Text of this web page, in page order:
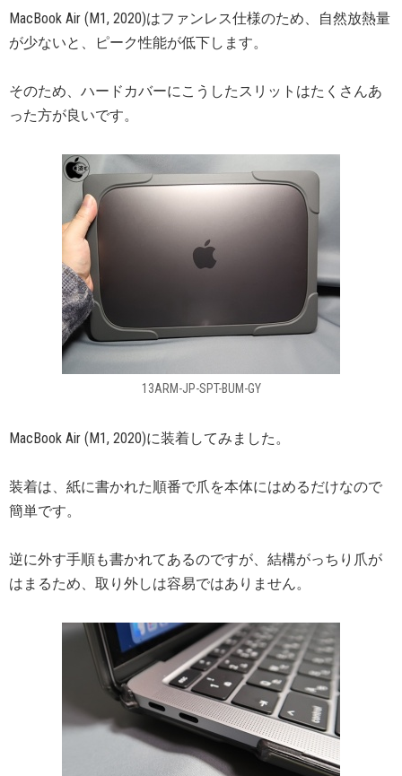
MacBook Air (M1, 2020)はファンレス仕様のため、自然放熱量
が少ないと、ピーク性能が低下します。
そのため、ハードカバーにこうしたスリットはたくさんあ
った方が良いです。
13ARM-JP-SPT-BUM-GY
MacBook Air (M1, 2020)に装着してみました。
装着は、紙に書かれた順番で爪を本体にはめるだけなので
簡単です。
逆に外す手順も書かれてあるのですが、結構がっちり爪が
はまるため、取り外しは容易ではありません。